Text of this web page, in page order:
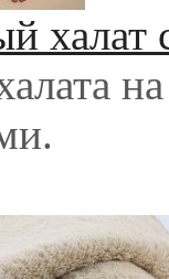
халат